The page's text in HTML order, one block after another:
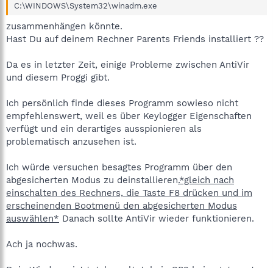
C:\WINDOWS\System32\winadm.exe
zusammenhängen könnte.
Hast Du auf deinem Rechner Parents Friends installiert ??
Da es in letzter Zeit, einige Probleme zwischen AntiVir
und diesem Proggi gibt.
Ich persönlich finde dieses Programm sowieso nicht
empfehlenswert, weil es über Keylogger Eigenschaften
verfügt und ein derartiges ausspionieren als
problematisch anzusehen ist.
Ich würde versuchen besagtes Programm über den
abgesicherten Modus zu deinstallieren.*gleich nach
einschalten des Rechners, die Taste F8 drücken und im
erscheinenden Bootmenü den abgesicherten Modus
auswählen* Danach sollte AntiVir wieder funktionieren.
Ach ja nochwas.